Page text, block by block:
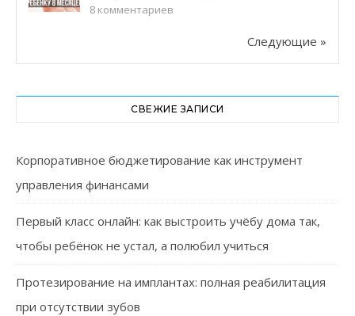
8 комментариев
Следующие »
СВЕЖИЕ ЗАПИСИ
Корпоративное бюджетирование как инструмент
управления финансами
Первый класс онлайн: как выстроить учёбу дома так,
чтобы ребёнок не устал, а полюбил учиться
Протезирование на имплантах: полная реабилитация
при отсутствии зубов